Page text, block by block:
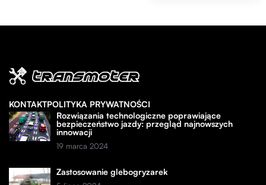
KONTAKTPOLITYKA PRYWATNOŚCI
Rozwiązania technologiczne poprawiające
bezpieczeństwo jazdy: przegląd najnowszych
innowacji
19 marca 2024
Zastosowanie glebogryzarek